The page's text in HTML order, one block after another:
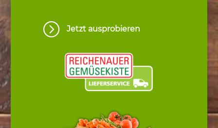
= Jetzt ausprobieren